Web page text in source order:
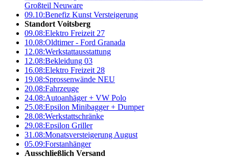
Großteil Neuware
09.10:Benefiz Kunst Versteigerung
Standort Voitsberg
09.08:Elektro Freizeit 27
10.08:Oldtimer - Ford Granada
12.08:Werkstattausstattung
12.08:Bekleidung 03
16.08:Elektro Freizeit 28
19.08:Sprossenwände NEU
20.08:Fahrzeuge
24.08:Autoanhäger + VW Polo
25.08:Epsilon Minibagger + Dumper
28.08:Werkstattschränke
29.08:Epsilon Griller
31.08:Monatsversteigerung August
05.09:Forstanhänger
Ausschließlich Versand